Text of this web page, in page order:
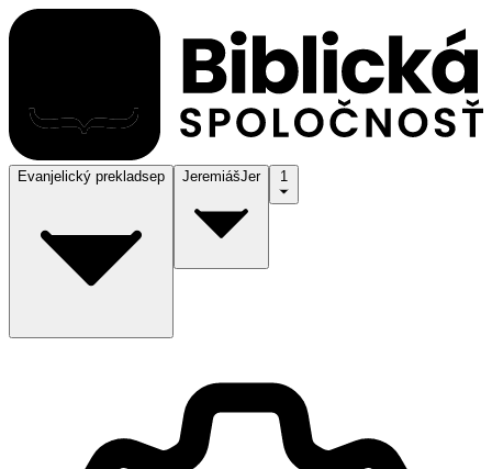
Evanjelický prekladsep JeremiášJer